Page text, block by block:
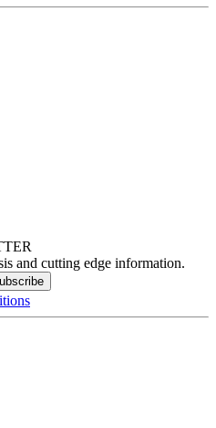
and cutting edge information.